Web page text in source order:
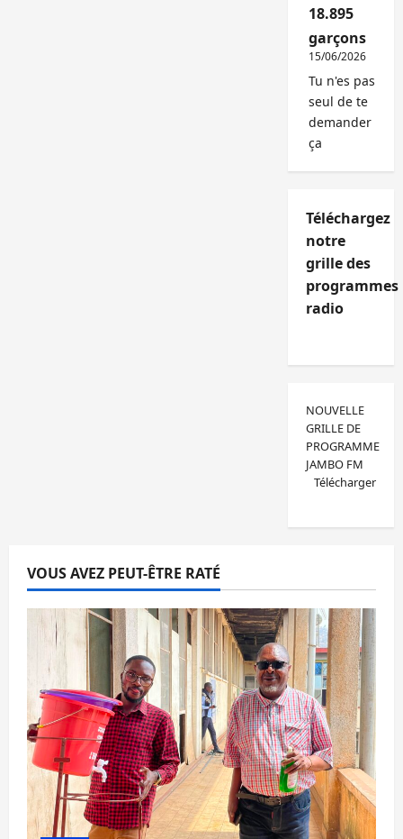
18.895
garçons
15/06/2026
Tu n'es pas
seul de te
demander
ça
Téléchargez
notre
grille des
programmes
radio
NOUVELLE
GRILLE DE
PROGRAMME
JAMBO FM
Télécharger
VOUS AVEZ PEUT-ÊTRE RATÉ